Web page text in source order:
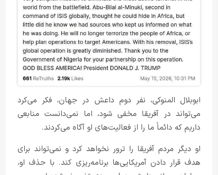
ابوبلال المنوکی، نفر دوم داعش در جهان، فکر می‌کرد
می‌تواند در آفریقا مخفی شود، اما نمی‌دانست منابعی
داریم که دائماً ما را از فعالیت‌های او آگاه می‌کردند.
او دیگر مردم آفریقا را ترور نخواهد کرد و نمی‌تواند برای
هدف قرار دادن آمریکایی‌ها برنامه‌ریزی کند. با حذف او،